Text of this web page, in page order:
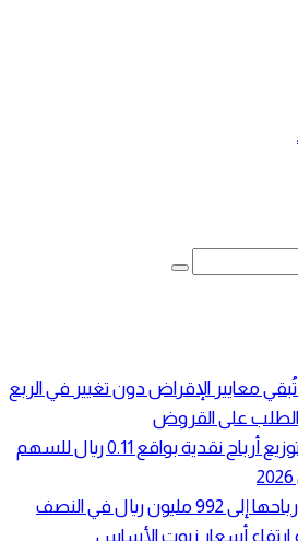
معايير الإقراض دون تغيير في الربع
على القروض
ثوب الأصيل تقر توزيع أرباح نقدية بواقع 0.11 ريال للسهم
لوبريف تضاعف أرباحها إلى 992 مليون ريال في النصف